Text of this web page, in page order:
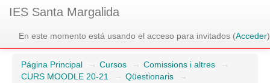
IES Santa Margalida
En este momento está usando el acceso para invitados (Acceder)
Página Principal → Cursos → Comissions i altres
→
CURS MOODLE 20-21
→ Qüestionaris
→